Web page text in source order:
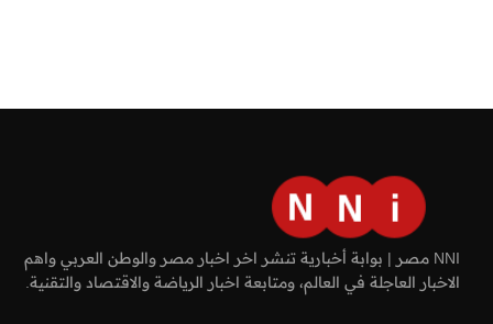
NNI مصر | بوابة أخبارية تنشر اخر اخبار مصر والوطن العربي واهم
الاخبار العاجلة في العالم، ومتابعة اخبار الرياضة والاقتصاد والتقنية.